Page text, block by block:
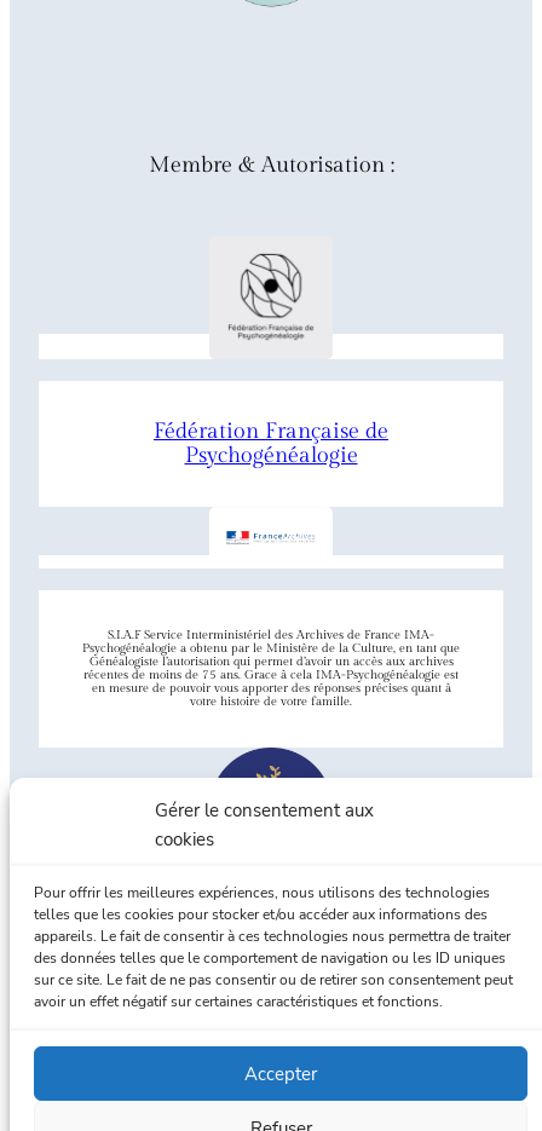
Gérer le consentement aux
cookies
Pour offrir les meilleures expériences, nous utilisons des technologies
telles que les cookies pour stocker et/ou accéder aux informations des
appareils. Le fait de consentir à ces technologies nous permettra de traiter
des données telles que le comportement de navigation ou les ID uniques
sur ce site. Le fait de ne pas consentir ou de retirer son consentement peut
avoir un effet négatif sur certaines caractéristiques et fonctions.
Accepter
Membre & Autorisation :
Fédération Française de
Psychogénéalogie
S.I.A.F Service Interministériel des Archives de France IMA-
Psychogénéalogie a obtenu par le Ministère de la Culture, en tant que
Généalogiste l’autorisation qui permet d’avoir un accès aux archives
récentes de moins de 75 ans. Grace à cela IMA-Psychogénéalogie est
en mesure de pouvoir vous apporter des réponses précises quant à
votre histoire de votre famille.
Union Professionnelle de
Généalogistes familiaux